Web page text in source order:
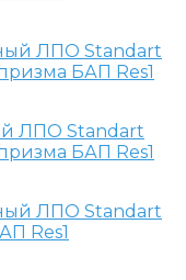
ЛПО Standart
БАП Res1